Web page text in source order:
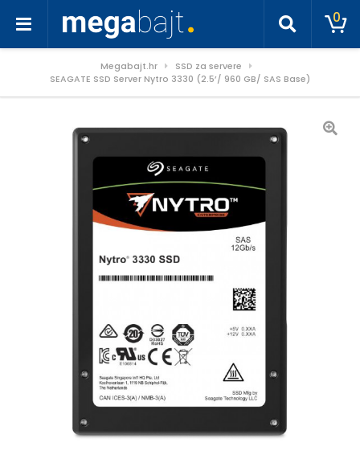
0
Megabajt.hr
SSD za servere
SEAGATE SSD Server Nytro 3330 (2.5’/ 960 GB/ SAS Base)